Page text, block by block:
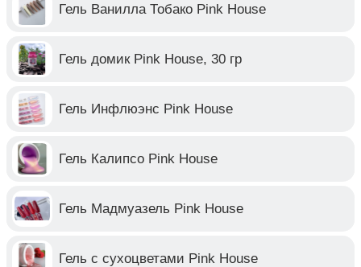
Гель Ванилла Тобако Pink House
Гель домик Pink House, 30 гр
Гель Инфлюэнс Pink House
Гель Калипсо Pink House
Гель Мадмуазель Pink House
Гель с сухоцветами Pink House